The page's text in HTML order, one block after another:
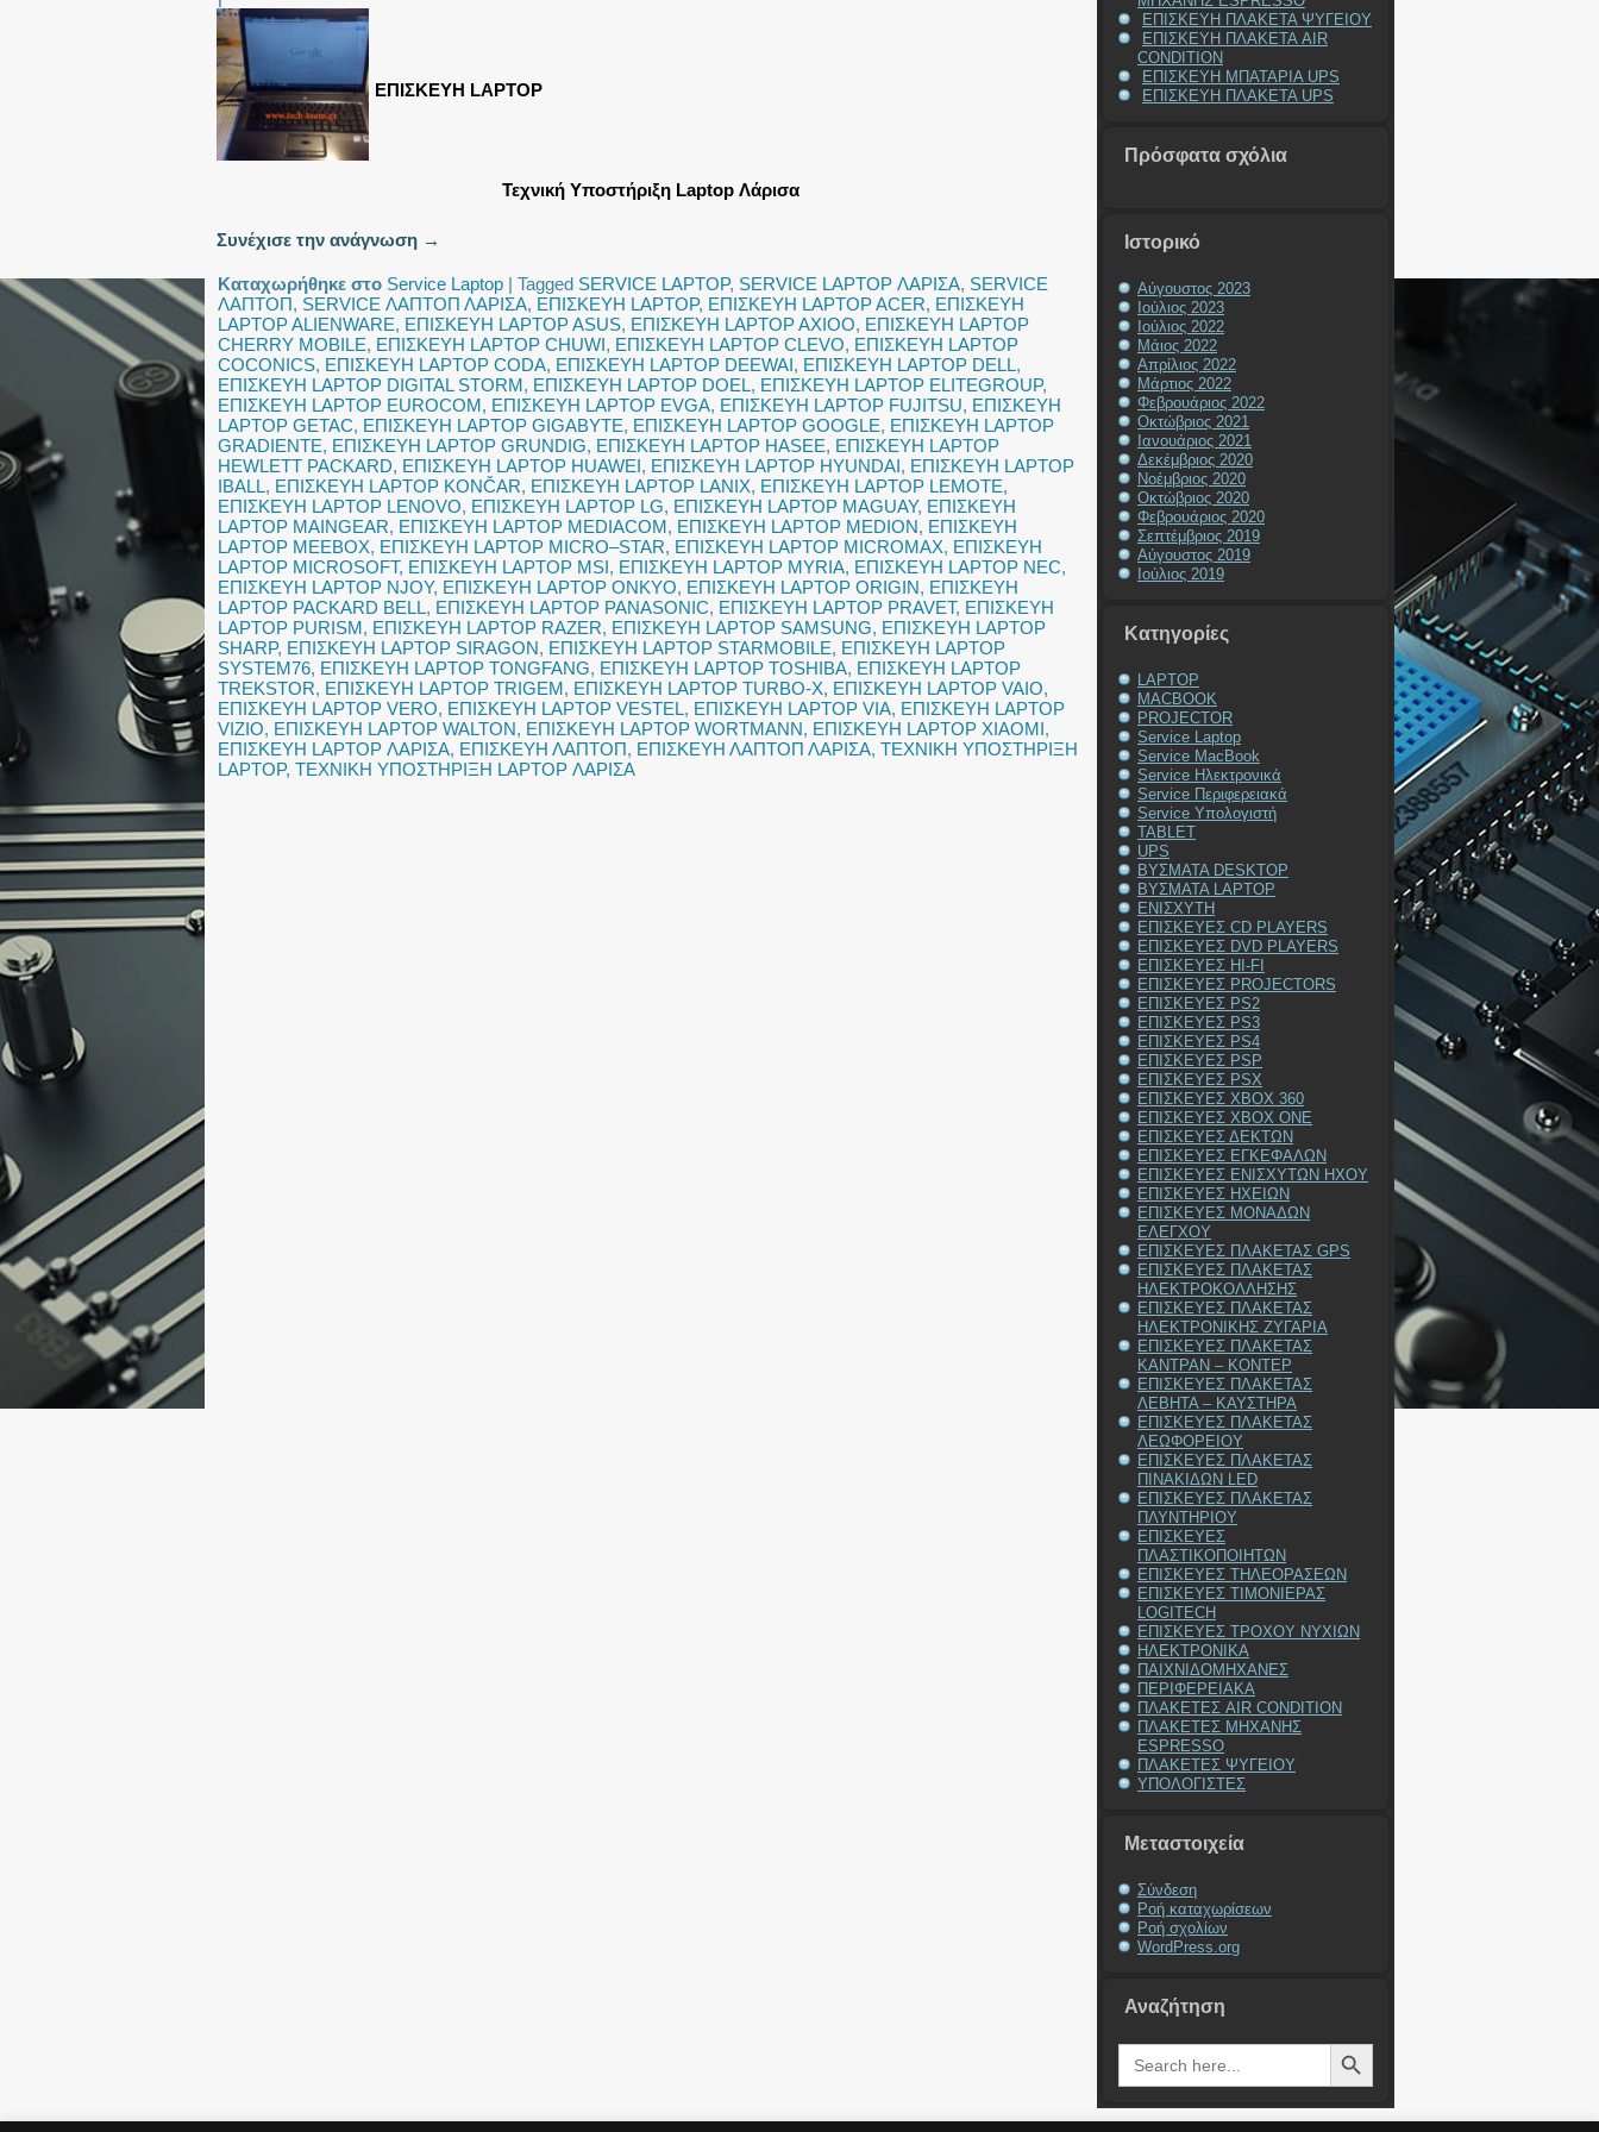
ΕΠΙΣΚΕΥΗ LAPTOP
Τεχνική Υποστήριξη Laptop Λάρισα
Συνέχισε την ανάγνωση →
Καταχωρήθηκε στο Service Laptop | Tagged SERVICE LAPTOP, SERVICE LAPTOP ΛΑΡΙΣΑ, SERVICE
ΛΑΠΤΟΠ, SERVICE ΛΑΠΤΟΠ ΛΑΡΙΣΑ, ΕΠΙΣΚΕΥΗ LAPTOP, ΕΠΙΣΚΕΥΗ LAPTOP ACER, ΕΠΙΣΚΕΥΗ
LAPTOP ALIENWARE, ΕΠΙΣΚΕΥΗ LAPTOP ASUS, ΕΠΙΣΚΕΥΗ LAPTOP AXIOO, ΕΠΙΣΚΕΥΗ LAPTOP
CHERRY MOBILE, ΕΠΙΣΚΕΥΗ LAPTOP CHUWI, ΕΠΙΣΚΕΥΗ LAPTOP CLEVO, ΕΠΙΣΚΕΥΗ LAPTOP
COCONICS, ΕΠΙΣΚΕΥΗ LAPTOP CODA, ΕΠΙΣΚΕΥΗ LAPTOP DEEWAI, ΕΠΙΣΚΕΥΗ LAPTOP DELL,
ΕΠΙΣΚΕΥΗ LAPTOP DIGITAL STORM, ΕΠΙΣΚΕΥΗ LAPTOP DOEL, ΕΠΙΣΚΕΥΗ LAPTOP ELITEGROUP,
ΕΠΙΣΚΕΥΗ LAPTOP EUROCOM, ΕΠΙΣΚΕΥΗ LAPTOP EVGA, ΕΠΙΣΚΕΥΗ LAPTOP FUJITSU, ΕΠΙΣΚΕΥΗ
LAPTOP GETAC, ΕΠΙΣΚΕΥΗ LAPTOP GIGABYTE, ΕΠΙΣΚΕΥΗ LAPTOP GOOGLE, ΕΠΙΣΚΕΥΗ LAPTOP
GRADIENTE, ΕΠΙΣΚΕΥΗ LAPTOP GRUNDIG, ΕΠΙΣΚΕΥΗ LAPTOP HASEE, ΕΠΙΣΚΕΥΗ LAPTOP
HEWLETT PACKARD, ΕΠΙΣΚΕΥΗ LAPTOP HUAWEI, ΕΠΙΣΚΕΥΗ LAPTOP HYUNDAI, ΕΠΙΣΚΕΥΗ LAPTOP
IBALL, ΕΠΙΣΚΕΥΗ LAPTOP KONČAR, ΕΠΙΣΚΕΥΗ LAPTOP LANIX, ΕΠΙΣΚΕΥΗ LAPTOP LEMOTE,
ΕΠΙΣΚΕΥΗ LAPTOP LENOVO, ΕΠΙΣΚΕΥΗ LAPTOP LG, ΕΠΙΣΚΕΥΗ LAPTOP MAGUAY, ΕΠΙΣΚΕΥΗ
LAPTOP MAINGEAR, ΕΠΙΣΚΕΥΗ LAPTOP MEDIACOM, ΕΠΙΣΚΕΥΗ LAPTOP MEDION, ΕΠΙΣΚΕΥΗ
LAPTOP MEEBOX, ΕΠΙΣΚΕΥΗ LAPTOP MICRO–STAR, ΕΠΙΣΚΕΥΗ LAPTOP MICROMAX, ΕΠΙΣΚΕΥΗ
LAPTOP MICROSOFT, ΕΠΙΣΚΕΥΗ LAPTOP MSI, ΕΠΙΣΚΕΥΗ LAPTOP MYRIA, ΕΠΙΣΚΕΥΗ LAPTOP NEC,
ΕΠΙΣΚΕΥΗ LAPTOP NJOY, ΕΠΙΣΚΕΥΗ LAPTOP ONKYO, ΕΠΙΣΚΕΥΗ LAPTOP ORIGIN, ΕΠΙΣΚΕΥΗ
LAPTOP PACKARD BELL, ΕΠΙΣΚΕΥΗ LAPTOP PANASONIC, ΕΠΙΣΚΕΥΗ LAPTOP PRAVET, ΕΠΙΣΚΕΥΗ
LAPTOP PURISM, ΕΠΙΣΚΕΥΗ LAPTOP RAZER, ΕΠΙΣΚΕΥΗ LAPTOP SAMSUNG, ΕΠΙΣΚΕΥΗ LAPTOP
SHARP, ΕΠΙΣΚΕΥΗ LAPTOP SIRAGON, ΕΠΙΣΚΕΥΗ LAPTOP STARMOBILE, ΕΠΙΣΚΕΥΗ LAPTOP
SYSTEM76, ΕΠΙΣΚΕΥΗ LAPTOP TONGFANG, ΕΠΙΣΚΕΥΗ LAPTOP TOSHIBA, ΕΠΙΣΚΕΥΗ LAPTOP
TREKSTOR, ΕΠΙΣΚΕΥΗ LAPTOP TRIGEM, ΕΠΙΣΚΕΥΗ LAPTOP TURBO-X, ΕΠΙΣΚΕΥΗ LAPTOP VAIO,
ΕΠΙΣΚΕΥΗ LAPTOP VERO, ΕΠΙΣΚΕΥΗ LAPTOP VESTEL, ΕΠΙΣΚΕΥΗ LAPTOP VIA, ΕΠΙΣΚΕΥΗ LAPTOP
VIZIO, ΕΠΙΣΚΕΥΗ LAPTOP WALTON, ΕΠΙΣΚΕΥΗ LAPTOP WORTMANN, ΕΠΙΣΚΕΥΗ LAPTOP XIAOMI,
ΕΠΙΣΚΕΥΗ LAPTOP ΛΑΡΙΣΑ, ΕΠΙΣΚΕΥΗ ΛΑΠΤΟΠ, ΕΠΙΣΚΕΥΗ ΛΑΠΤΟΠ ΛΑΡΙΣΑ, ΤΕΧΝΙΚΗ ΥΠΟΣΤΗΡΙΞΗ
LAPTOP, ΤΕΧΝΙΚΗ ΥΠΟΣΤΗΡΙΞΗ LAPTOP ΛΑΡΙΣΑ
ΕΠΙΣΚΕΥΗ ΠΛΑΚΕΤΑ ΨΥΓΕΙΟΥ
ΕΠΙΣΚΕΥΗ ΠΛΑΚΕΤΑ AIR
CONDITION
ΕΠΙΣΚΕΥΗ ΜΠΑΤΑΡΙΑ UPS
ΕΠΙΣΚΕΥΗ ΠΛΑΚΕΤΑ UPS
Πρόσφατα σχόλια
Ιστορικό
Αύγουστος 2023
Ιούλιος 2023
Ιούλιος 2022
Μάιος 2022
Απρίλιος 2022
Μάρτιος 2022
Φεβρουάριος 2022
Οκτώβριος 2021
Ιανουάριος 2021
Δεκέμβριος 2020
Νοέμβριος 2020
Οκτώβριος 2020
Φεβρουάριος 2020
Σεπτέμβριος 2019
Αύγουστος 2019
Ιούλιος 2019
Kατηγορίες
LAPTOP
MACBOOK
PROJECTOR
Service Laptop
Service MacBook
Service Ηλεκτρονικά
Service Περιφερειακά
Service Υπολογιστή
TABLET
UPS
ΒΥΣΜΑΤΑ DESKTOP
ΒΥΣΜΑΤΑ LAPTOP
ΕΝΙΣΧΥΤΗ
ΕΠΙΣΚΕΥΕΣ CD PLAYERS
ΕΠΙΣΚΕΥΕΣ DVD PLAYERS
ΕΠΙΣΚΕΥΕΣ HI-FI
ΕΠΙΣΚΕΥΕΣ PROJECTORS
ΕΠΙΣΚΕΥΕΣ PS2
ΕΠΙΣΚΕΥΕΣ PS3
ΕΠΙΣΚΕΥΕΣ PS4
ΕΠΙΣΚΕΥΕΣ PSP
ΕΠΙΣΚΕΥΕΣ PSX
ΕΠΙΣΚΕΥΕΣ XBOX 360
ΕΠΙΣΚΕΥΕΣ XBOX ONE
ΕΠΙΣΚΕΥΕΣ ΔΕΚΤΩΝ
ΕΠΙΣΚΕΥΕΣ ΕΓΚΕΦΑΛΩΝ
ΕΠΙΣΚΕΥΕΣ ΕΝΙΣΧΥΤΩΝ ΗΧΟΥ
ΕΠΙΣΚΕΥΕΣ ΗΧΕΙΩΝ
ΕΠΙΣΚΕΥΕΣ ΜΟΝΑΔΩΝ
ΕΛΕΓΧΟΥ
ΕΠΙΣΚΕΥΕΣ ΠΛΑΚΕΤΑΣ GPS
ΕΠΙΣΚΕΥΕΣ ΠΛΑΚΕΤΑΣ
ΗΛΕΚΤΡΟΚΟΛΛΗΣΗΣ
ΕΠΙΣΚΕΥΕΣ ΠΛΑΚΕΤΑΣ
ΗΛΕΚΤΡΟΝΙΚΗΣ ΖΥΓΑΡΙΑ
ΕΠΙΣΚΕΥΕΣ ΠΛΑΚΕΤΑΣ
ΚΑΝΤΡΑΝ – ΚΟΝΤΕΡ
ΕΠΙΣΚΕΥΕΣ ΠΛΑΚΕΤΑΣ
ΛΕΒΗΤΑ – ΚΑΥΣΤΗΡΑ
ΕΠΙΣΚΕΥΕΣ ΠΛΑΚΕΤΑΣ
ΛΕΩΦΟΡΕΙΟΥ
ΕΠΙΣΚΕΥΕΣ ΠΛΑΚΕΤΑΣ
ΠΙΝΑΚΙΔΩΝ LED
ΕΠΙΣΚΕΥΕΣ ΠΛΑΚΕΤΑΣ
ΠΛΥΝΤΗΡΙΟΥ
ΕΠΙΣΚΕΥΕΣ
ΠΛΑΣΤΙΚΟΠΟΙΗΤΩΝ
ΕΠΙΣΚΕΥΕΣ ΤΗΛΕΟΡΑΣΕΩΝ
ΕΠΙΣΚΕΥΕΣ ΤΙΜΟΝΙΕΡΑΣ
LOGITECH
ΕΠΙΣΚΕΥΕΣ ΤΡΟΧΟΥ ΝΥΧΙΩΝ
ΗΛΕΚΤΡΟΝΙΚΑ
ΠΑΙΧΝΙΔΟΜΗΧΑΝΕΣ
ΠΕΡΙΦΕΡΕΙΑΚΑ
ΠΛΑΚΕΤΕΣ AIR CONDITION
ΠΛΑΚΕΤΕΣ ΜΗΧΑΝΗΣ
ESPRESSO
ΠΛΑΚΕΤΕΣ ΨΥΓΕΙΟΥ
ΥΠΟΛΟΓΙΣΤΕΣ
Μεταστοιχεία
Σύνδεση
Ροή καταχωρίσεων
Ροή σχολίων
WordPress.org
Αναζήτηση
Search
for:
Search Button